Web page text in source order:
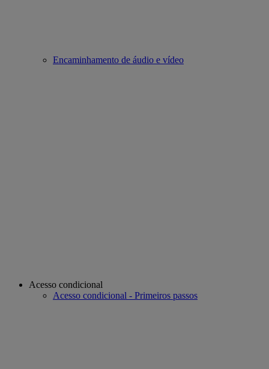
Encaminhamento de áudio e vídeo
Acesso condicional
Acesso condicional - Primeiros passos